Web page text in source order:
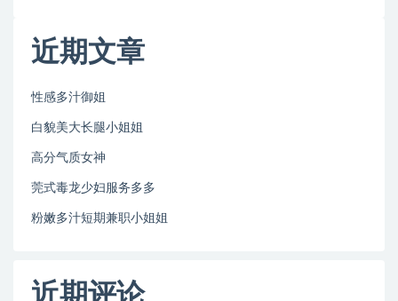
近期文章
性感多汁御姐
白貌美大长腿小姐姐
高分气质女神
莞式毒龙少妇服务多多
粉嫩多汁短期兼职小姐姐
近期评论